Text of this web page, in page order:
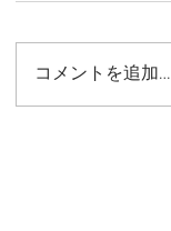
コメントを追加…